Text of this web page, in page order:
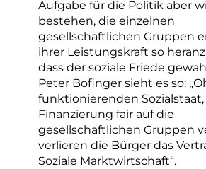
Aufgabe für die Politik aber
bestehen, die einzelnen
gesellschaftlichen Gruppen
ihrer Leistungskraft so
dass der soziale Friede
Peter Bofinger sieht es so:
funktionierenden Sozialstaat,
Finanzierung fair auf die
gesellschaftlichen Gruppen
verlieren die Bürger das
Soziale Marktwirtschaft“.